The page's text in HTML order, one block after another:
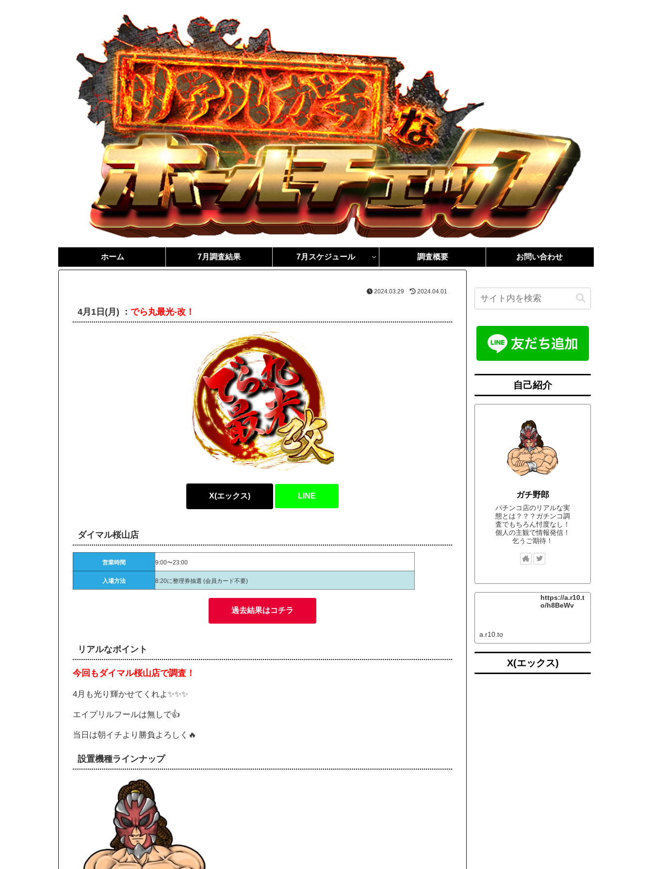
ホーム 7月調査結果 7月スケジュール 調査概要 お問い合わせ
2024.03.29 2024.04.01
4月1日(月) ： でら丸最光-改！
X(エックス) LINE
ダイマル桜山店
営業時間 9:00〜23:00
入場方法 8:20に整理券抽選 (会員カード不要)
過去結果はコチラ
リアルなポイント
今回もダイマル桜山店で調査！
4月も光り輝かせてくれよ✨✨✨
エイプリルフールは無しで👍
当日は朝イチより勝負よろしく🔥
設置機種ラインナップ
自己紹介
ガチ野郎
パチンコ店のリアルな実
態とは？？？ガチンコ調
査でもちろん忖度なし！
個人の主観で情報発信！
乞うご期待！
https://a.r10.t
o/h8BeWv
a.r10.to
X(エックス)